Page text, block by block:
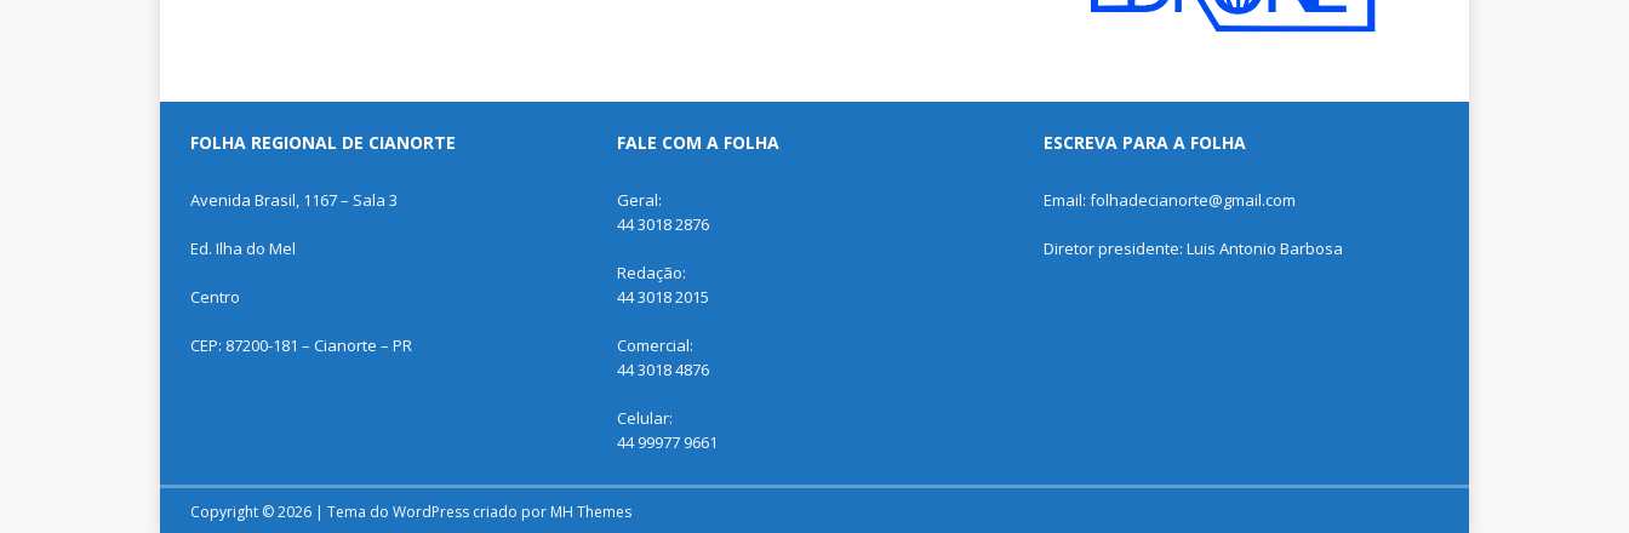
FOLHA REGIONAL DE CIANORTE
Avenida Brasil, 1167 – Sala 3
Ed. Ilha do Mel
Centro
CEP: 87200-181 – Cianorte – PR
FALE COM A FOLHA
Geral:
44 3018 2876
Redação:
44 3018 2015
Comercial:
44 3018 4876
Celular:
44 99977 9661
ESCREVA PARA A FOLHA
Email: folhadecianorte@gmail.com
Diretor presidente: Luis Antonio Barbosa
Copyright © 2026 | Tema do WordPress criado por MH Themes